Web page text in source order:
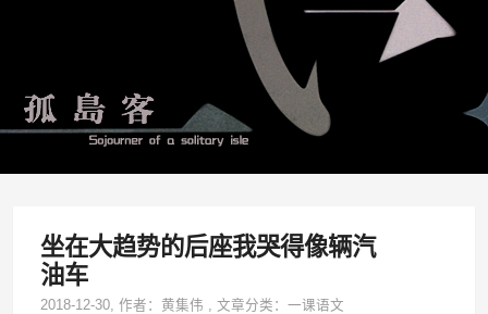
坐在大趋势的后座我哭得像辆汽
油车
2018-12-30, 作者：黄集伟 ,文章分类：一课语文